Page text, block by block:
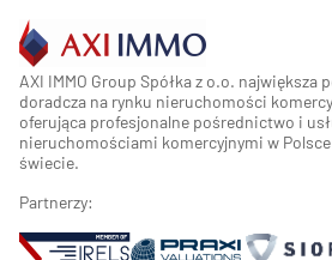
AXI IMMO Group Spółka z o.o. największa
doradcza na rynku nieruchomości
oferująca profesjonalne pośrednictwo i
nieruchomościami komercyjnymi w
świecie.
Partnerzy: